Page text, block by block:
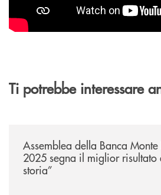
Ti potrebbe interessare
Assemblea della Banca
2025 segna il miglior risultato
storia”